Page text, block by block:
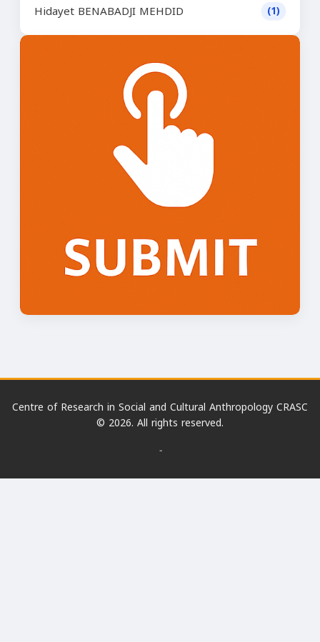
Hidayet BENABADJI MEHDID (1)
Centre of Research in Social and Cultural Anthropology CRASC
© 2026. All rights reserved.
-